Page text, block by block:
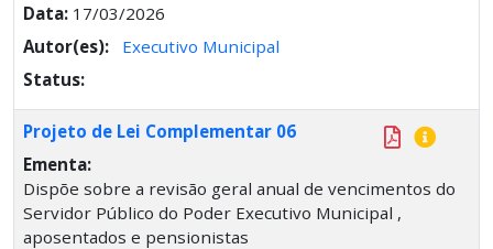
Data: 17/03/2026
Autor(es):
Executivo Municipal
Status:
Projeto de Lei Complementar 06
Ementa:
Dispõe sobre a revisão geral anual de vencimentos do
Servidor Público do Poder Executivo Municipal ,
aposentados e pensionistas